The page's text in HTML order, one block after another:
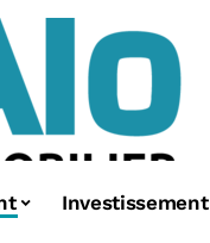
Investissement